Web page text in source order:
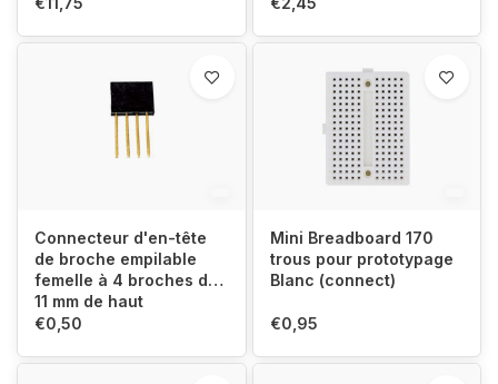
Connecteur d'en-tête
de broche empilable
femelle à 4 broches de
11 mm de haut
€0,50
Mini Breadboard 170
trous pour prototypage
Blanc (connect)
€0,95